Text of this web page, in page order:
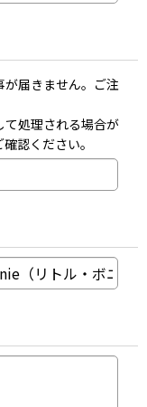
が届きません。ご注
て処理される場合が
認ください。